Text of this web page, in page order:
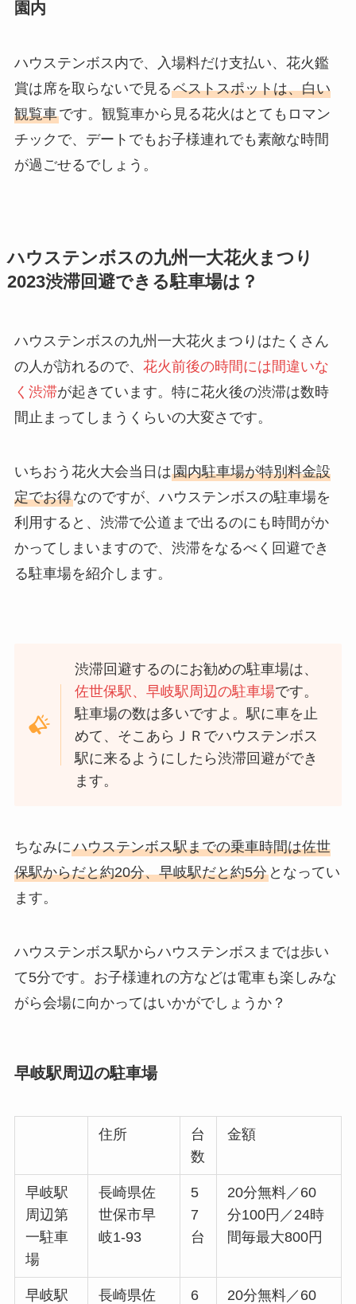
園内
ハウステンボス内で、入場料だけ支払い、花火鑑
賞は席を取らないで見るベストスポットは、白い
観覧車です。観覧車から見る花火はとてもロマン
チックで、デートでもお子様連れでも素敵な時間
が過ごせるでしょう。
ハウステンボスの九州一大花火まつり
2023渋滞回避できる駐車場は？
ハウステンボスの九州一大花火まつりはたくさん
の人が訪れるので、 花火前後の時間には間違いな
く渋滞が起きています。特に花火後の渋滞は数時
間止まってしまうくらいの大変さです。
いちおう花火大会当日は園内駐車場が特別料金設
定でお得なのですが、ハウステンボスの駐車場を
利用すると、渋滞で公道まで出るのにも時間がか
かってしまいますので、渋滞をなるべく回避でき
る駐車場を紹介します。
渋滞回避するのにお勧めの駐車場は、
佐世保駅、早岐駅周辺の駐車場です。
駐車場の数は多いですよ。駅に車を止
めて、そこあらＪＲでハウステンボス
駅に来るようにしたら渋滞回避ができ
ます。
ちなみにハウステンボス駅までの乗車時間は佐世
保駅からだと約20分、早岐駅だと約5分となってい
ます。
ハウステンボス駅からハウステンボスまでは歩い
て5分です。お子様連れの方などは電車も楽しみな
がら会場に向かってはいかがでしょうか？
早岐駅周辺の駐車場
住所
台
数
金額
早岐駅
周辺第
一駐車
場
長崎県佐
世保市早
岐1-93
5
7
台
20分無料／60
分100円／24時
間毎最大800円
早岐駅
長崎県佐
6
20分無料／60